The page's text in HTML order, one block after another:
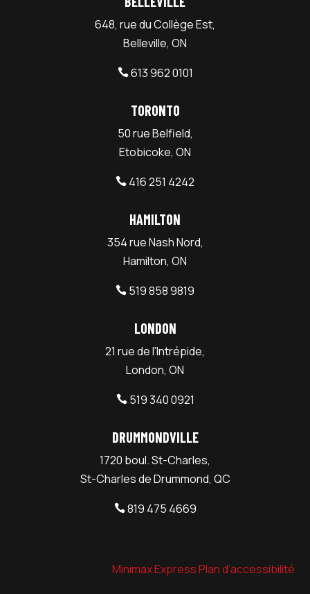
648, rue du Collège Est,
Belleville, ON
 613 962 0101
TORONTO
50 rue Belfield,
Etobicoke, ON
 416 251 4242
HAMILTON
354 rue Nash Nord,
Hamilton, ON
 519 858 9819
LONDON
21 rue de l'Intrépide,
London, ON
 519 340 0921
DRUMMONDVILLE
1720 boul. St-Charles,
St-Charles de Drummond, QC
 819 475 4669
Minimax Express Plan d’accessibilité